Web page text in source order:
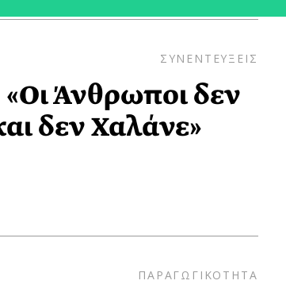
ΣΥΝΕΝΤΕΥΞΕΙΣ
Άνθρωποι δεν
δεν Χαλάνε»
ΠΑΡΑΓΩΓΙΚΟΤΗΤΑ